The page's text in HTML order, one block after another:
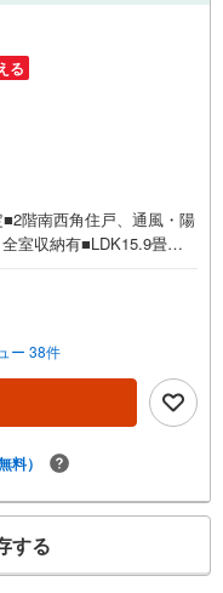
る
階南西角住戸、通風・陽
室収納有■LDK15.9畳、
問合せでもれなく「住
時間:7:00～22:00（年中
のお問い合わせがスムー
ご連絡下さい！東宝ハウ
ープ 東宝ハウス浦和 特
和の住宅ローン■変動金利
％の比較借入金4000万円
◇TOHO HOUSE CLUBで
のライフパートナーが直
ー 38件
料）
する